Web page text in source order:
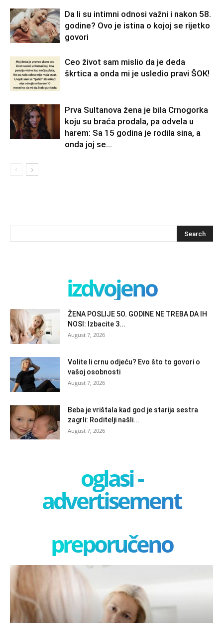
Da li su intimni odnosi važni i nakon 58.
godine? Ovo je istina o kojoj se rijetko
govori
Ceo život sam mislio da je deda
škrtica a onda mi je usledio pravi ŠOK!
Prva Sultanova žena je bila Crnogorka
koju su braća prodala, pa odvela u
harem: Sa 15 godina je rodila sina, a
onda joj se...
izdvojeno
ŽENA POSLIJE 5O. GODINE NE TREBA DA IH
NOSI: Izbacite 3...
August 7, 2026
Volite li crnu odjeću? Evo što to govori o
vašoj osobnosti
August 7, 2026
Beba je vrištala kad god je starija sestra
zagrli: Roditelji našli...
August 7, 2026
oglasi -
advertisement
preporučeno